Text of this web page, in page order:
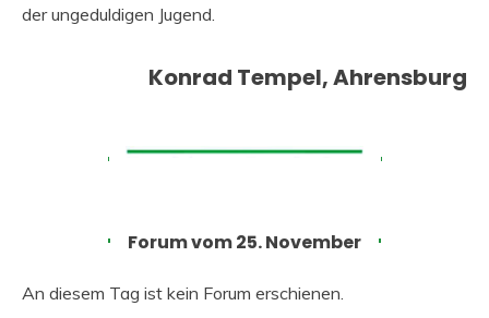
der ungeduldigen Jugend.
Konrad Tempel, Ahrensburg
Forum vom 25. November
An diesem Tag ist kein Forum erschienen.